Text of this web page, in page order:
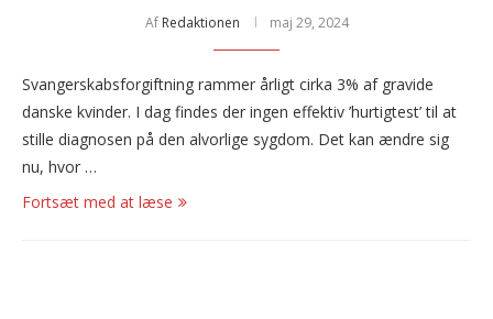
Af Redaktionen maj 29, 2024
Svangerskabsforgiftning rammer årligt cirka 3% af gravide
danske kvinder. I dag findes der ingen effektiv ’hurtigtest’ til at
stille diagnosen på den alvorlige sygdom. Det kan ændre sig
nu, hvor …
Fortsæt med at læse